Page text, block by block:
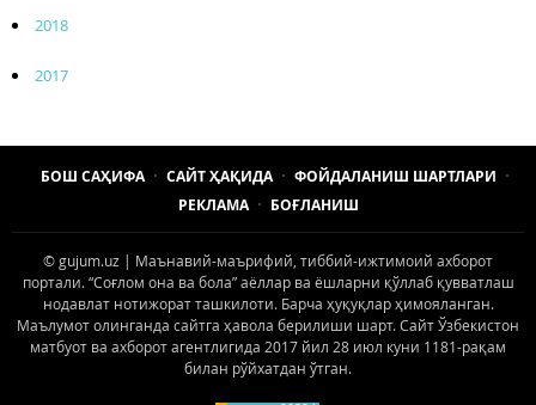
2018
2017
БОШ САҲИФА САЙТ ҲАҚИДА
ФОЙДАЛАНИШ ШАРТЛАРИ
РЕКЛАМА
БОҒЛАНИШ
© gujum.uz | Маънавий-маърифий, тиббий-ижтимоий ахборот
портали. “Соғлом она ва бола” аёллар ва ёшларни қўллаб қувватлаш
нодавлат нотижорат ташкилоти. Барча ҳуқуқлар ҳимояланган.
Маълумот олинганда сайтга ҳавола берилиши шарт. Сайт Ўзбекистон
матбуот ва ахборот агентлигида 2017 йил 28 июл куни 1181-рақам
билан рўйхатдан ўтган.